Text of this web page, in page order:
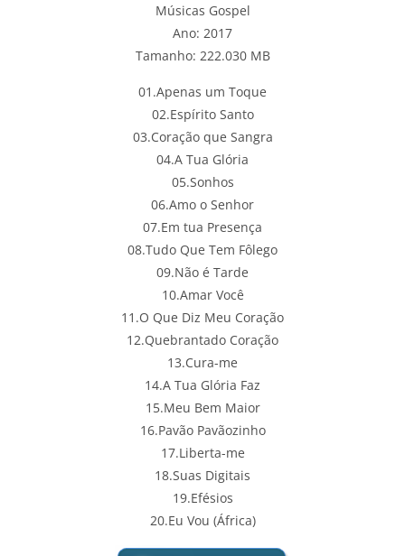
Músicas Gospel
Ano: 2017
Tamanho: 222.030 MB
01.Apenas um Toque
02.Espírito Santo
03.Coração que Sangra
04.A Tua Glória
05.Sonhos
06.Amo o Senhor
07.Em tua Presença
08.Tudo Que Tem Fôlego
09.Não é Tarde
10.Amar Você
11.O Que Diz Meu Coração
12.Quebrantado Coração
13.Cura­-me
14.A Tua Glória Faz
15.Meu Bem Maior
16.Pavão Pavãozinho
17.Liberta-­me
18.Suas Digitais
19.Efésios
20.Eu Vou (África)